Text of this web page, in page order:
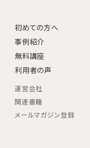
初めての方へ
事例紹介
無料講座
利用者の声
運営会社
関連書籍
メールマガジン登録